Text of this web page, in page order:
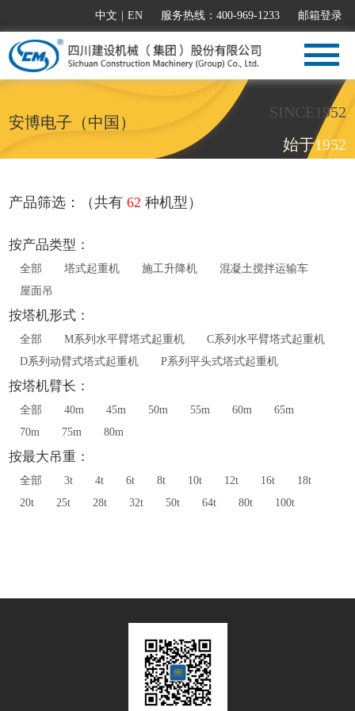
中文 EN 服务热线：400-969-1233 邮箱登录
安博电子（中国）
SINCE1952
始于1952
产品筛选：（共有62 种机型）
按产品类型：
全部 塔式起重机 施工升降机
混凝土搅拌运输车
屋面吊
按塔机形式：
全部 M系列水平臂塔式起重机
C系列水平臂塔式起重机
D系列动臂式塔式起重机
P系列平头式塔式起重机
按塔机臂长：
全部 40m 45m 50m 55m 60m
65m
70m
75m 80m
按最大吊重：
全部 3t 4t 6t 8t 10t 12t 16t
18t
20t
25t 28t 32t 50t 64t 80t 100t